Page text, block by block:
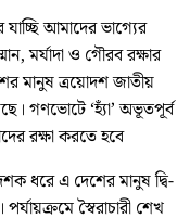
আমাদের ভাগ্যের
মর্যাদা ও গৌরব রক্ষার
মানুষ ত্রয়োদশ জাতীয়
গণভোটে ‘হ্যাঁ’ অভূতপূর্ব
রক্ষা করতে হবে
ধরে এ দেশের মানুষ দ্বি-
স্বৈরাচারী শেখ